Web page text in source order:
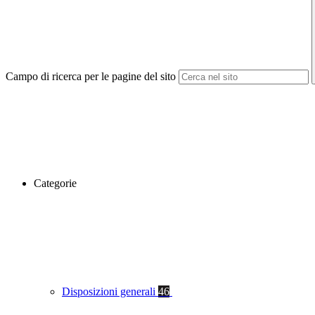
Campo di ricerca per le pagine del sito
Categorie
Disposizioni generali 46